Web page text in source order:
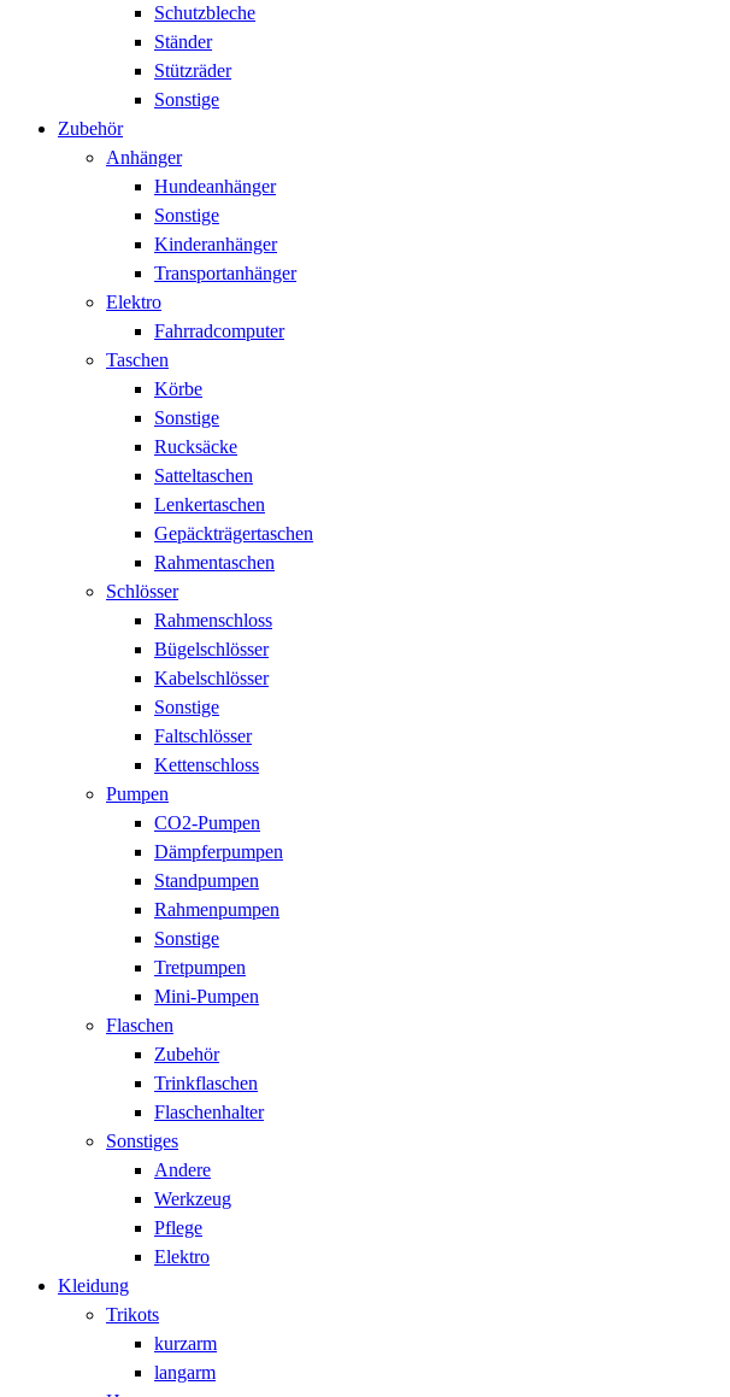
Schutzbleche
Ständer
Stützräder
Sonstige
Zubehör
Anhänger
Hundeanhänger
Sonstige
Kinderanhänger
Transportanhänger
Elektro
Fahrradcomputer
Taschen
Körbe
Sonstige
Rucksäcke
Satteltaschen
Lenkertaschen
Gepäckträgertaschen
Rahmentaschen
Schlösser
Rahmenschloss
Bügelschlösser
Kabelschlösser
Sonstige
Faltschlösser
Kettenschloss
Pumpen
CO2-Pumpen
Dämpferpumpen
Standpumpen
Rahmenpumpen
Sonstige
Tretpumpen
Mini-Pumpen
Flaschen
Zubehör
Trinkflaschen
Flaschenhalter
Sonstiges
Andere
Werkzeug
Pflege
Elektro
Kleidung
Trikots
kurzarm
langarm